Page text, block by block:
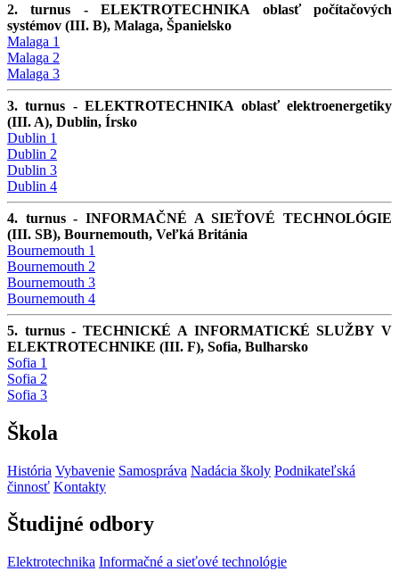
2. turnus - ELEKTROTECHNIKA oblasť počítačových
systémov (III. B), Malaga, Španielsko
Malaga 1
Malaga 2
Malaga 3
3. turnus - ELEKTROTECHNIKA oblasť elektroenergetiky
(III. A), Dublin, Írsko
Dublin 1
Dublin 2
Dublin 3
Dublin 4
4. turnus - INFORMAČNÉ A SIEŤOVÉ TECHNOLÓGIE
(III. SB), Bournemouth, Veľká Británia
Bournemouth 1
Bournemouth 2
Bournemouth 3
Bournemouth 4
5. turnus - TECHNICKÉ A INFORMATICKÉ SLUŽBY V
ELEKTROTECHNIKE (III. F), Sofia, Bulharsko
Sofia 1
Sofia 2
Sofia 3
Škola
História Vybavenie Samospráva Nadácia školy Podnikateľská
činnosť Kontakty
Študijné odbory
Elektrotechnika Informačné a sieťové technológie